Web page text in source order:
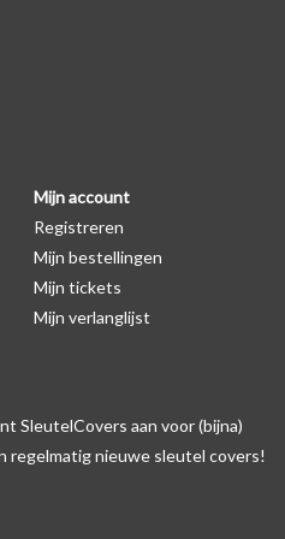
verzonden
model sleutel met het
Mijn account
Registreren
Mijn bestellingen
Mijn tickets
Mijn verlanglijst
SleutelCovers aan voor (bijna)
regelmatig nieuwe sleutel covers!